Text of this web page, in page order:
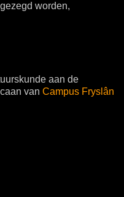
worden,
aan de
van Campus Fryslân